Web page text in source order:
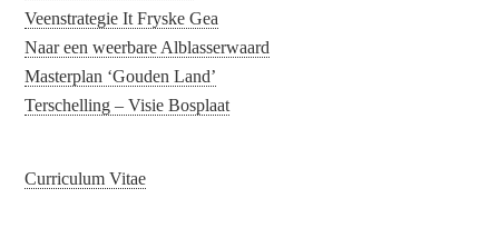
Veenstrategie It Fryske Gea
Naar een weerbare Alblasserwaard
Masterplan ‘Gouden Land’
Terschelling – Visie Bosplaat
Curriculum Vitae